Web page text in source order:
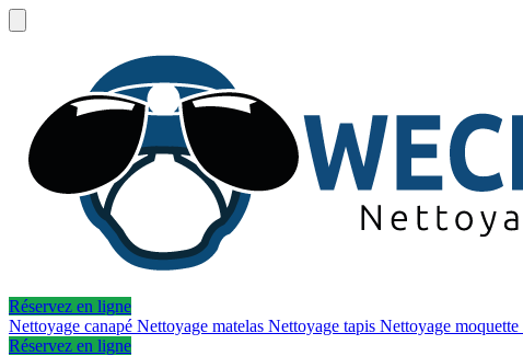
Réservez en ligne
Nettoyage canapé Nettoyage matelas Nettoyage tapis Nettoyage moquette
Réservez en ligne